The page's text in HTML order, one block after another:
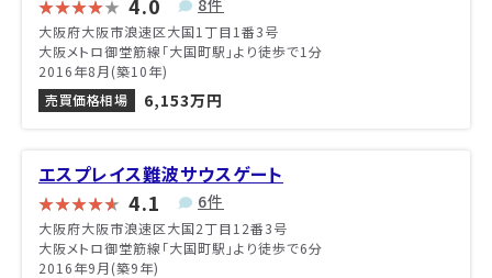
8件
大阪府大阪市浪速区大国1丁目1番3号
大阪メトロ御堂筋線「大国町駅」より徒歩で1分
2016年8月(築10年)
売買価格相場
6,153万円
エスプレイス難波サウスゲート
4.1 6件
大阪府大阪市浪速区大国2丁目12番3号
大阪メトロ御堂筋線「大国町駅」より徒歩で6分
2016年9月(築9年)